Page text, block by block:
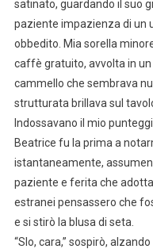
satinato, guardando il suo
paziente impazienza di un
obbedito. Mia sorella
caffè gratuito, avvolta in
cammello che sembrava
strutturata brillava sul
Indossavano il mio
Beatrice fu la prima a
istantaneamente,
paziente e ferita che
estranei pensassero che
e si stirò la blusa di seta.
“Slo, cara,” sospirò,